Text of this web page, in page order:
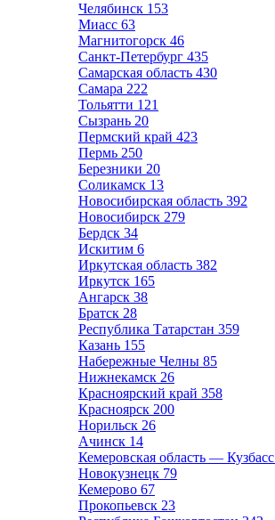
Челябинск 153
Миасс 63
Магнитогорск 46
Санкт-Петербург 435
Самарская область 430
Самара 222
Тольятти 121
Сызрань 20
Пермский край 423
Пермь 250
Березники 20
Соликамск 13
Новосибирская область 392
Новосибирск 279
Бердск 34
Искитим 6
Иркутская область 382
Иркутск 165
Ангарск 38
Братск 28
Республика Татарстан 359
Казань 155
Набережные Челны 85
Нижнекамск 26
Красноярский край 358
Красноярск 200
Норильск 26
Ачинск 14
Кемеровская область — Кузбасс
Новокузнецк 79
Кемерово 67
Прокопьевск 23